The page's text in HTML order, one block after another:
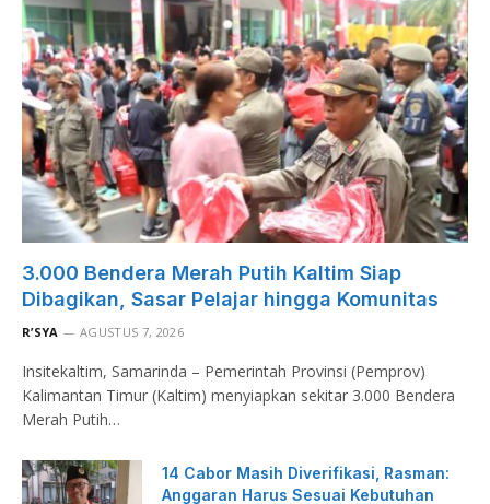
3.000 Bendera Merah Putih Kaltim Siap
Dibagikan, Sasar Pelajar hingga Komunitas
R’SYA AGUSTUS 7, 2026
Insitekaltim, Samarinda – Pemerintah Provinsi (Pemprov)
Kalimantan Timur (Kaltim) menyiapkan sekitar 3.000 Bendera
Merah Putih…
14 Cabor Masih Diverifikasi, Rasman:
Anggaran Harus Sesuai Kebutuhan